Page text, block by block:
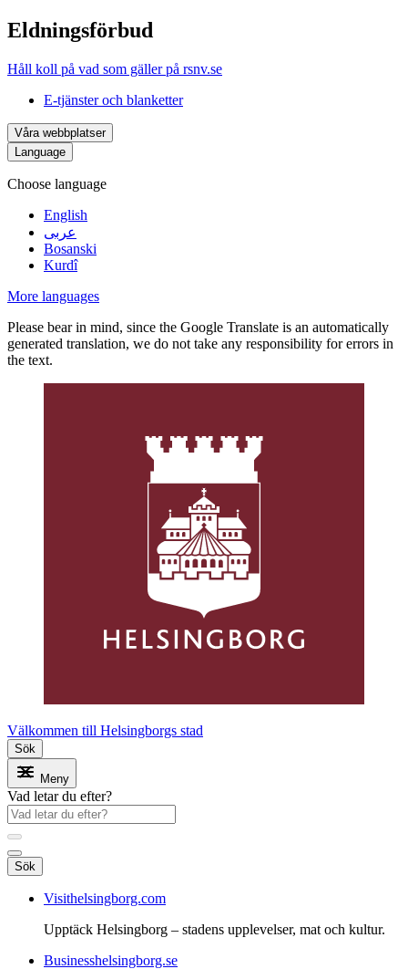
Eldningsförbud
Håll koll på vad som gäller på rsnv.se
E-tjänster och blanketter
Våra webbplatser
Language
Choose language
English
عربى
Bosanski
Kurdî
More languages
Please bear in mind, since the Google Translate is an automatically
generated translation, we do not take any responsibility for errors in
the text.
Välkommen till Helsingborgs stad
Sök
Meny
Vad letar du efter?
Sök
Visithelsingborg.com
Upptäck Helsingborg – stadens upplevelser, mat och kultur.
Businesshelsingborg.se